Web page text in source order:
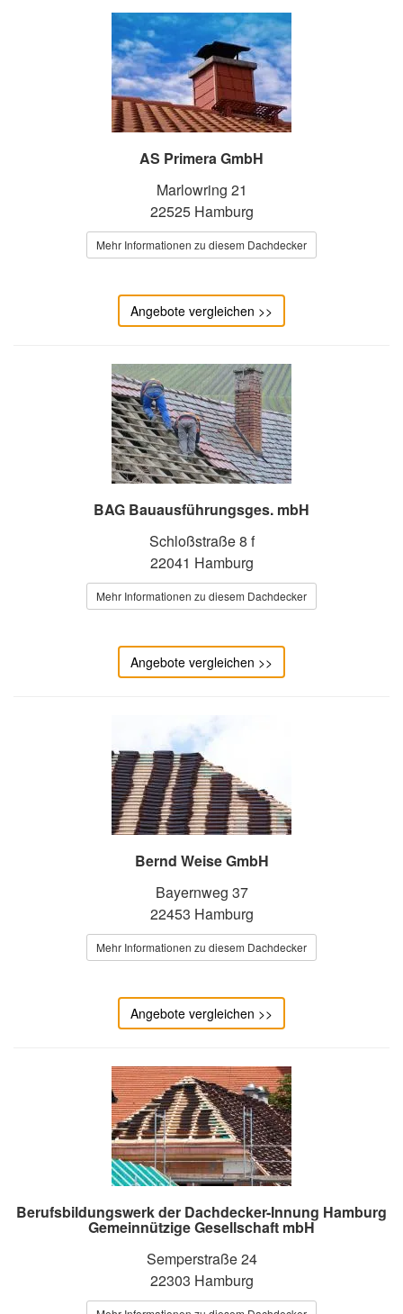
AS Primera GmbH
Marlowring 21
22525 Hamburg
Mehr Informationen zu diesem Dachdecker
Angebote vergleichen >>
BAG Bauausführungsges. mbH
Schloßstraße 8 f
22041 Hamburg
Mehr Informationen zu diesem Dachdecker
Angebote vergleichen >>
Bernd Weise GmbH
Bayernweg 37
22453 Hamburg
Mehr Informationen zu diesem Dachdecker
Angebote vergleichen >>
Berufsbildungswerk der Dachdecker-Innung Hamburg
Gemeinnützige Gesellschaft mbH
Semperstraße 24
22303 Hamburg